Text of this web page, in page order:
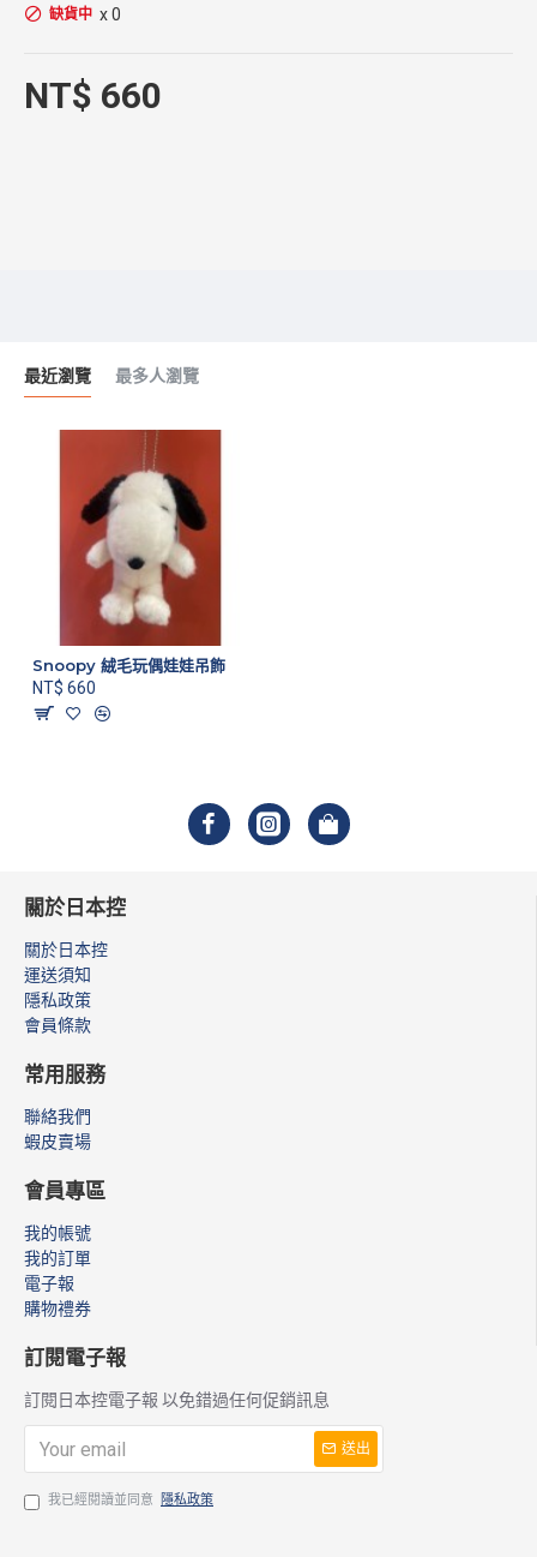
NT$ 660
缺貨中 x 0
最近瀏覽 最多人瀏覽
Snoopy 絨毛玩偶娃娃吊飾
NT$ 660
關於日本控
關於日本控
運送須知
隱私政策
會員條款
常用服務
聯絡我們
蝦皮賣場
會員專區
我的帳號
我的訂單
電子報
購物禮券
訂閱電子報
訂閱日本控電子報 以免錯過任何促銷訊息
送出
我已經閱讀並同意 隱私政策